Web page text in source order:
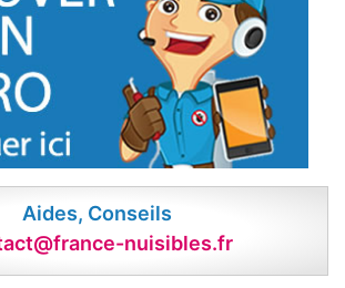
Aides, Conseils
nuisibles.fr